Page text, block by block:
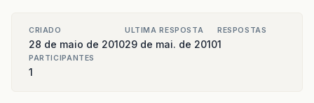
CRIADO
28 de maio de 2010
ULTIMA RESPOSTA
29 de mai. de 2010
RESPOSTAS
1
PARTICIPANTES
1